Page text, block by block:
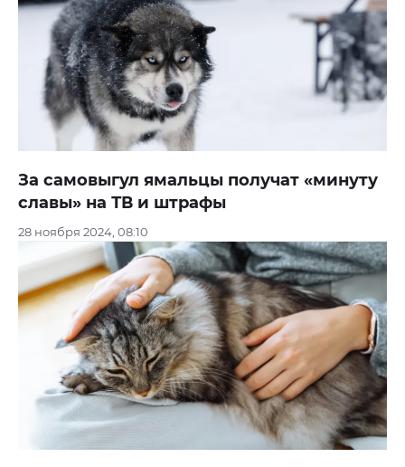
За самовыгул ямальцы получат «минуту
славы» на ТВ и штрафы
28 ноября 2024, 08:10